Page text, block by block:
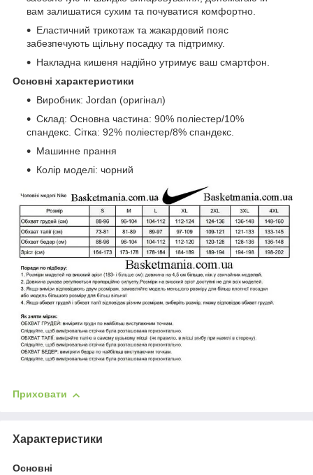
вам залишатися сухим та почуватися комфортно.
Еластичний трикотаж та жакардовий пояс
забезпечують щільну посадку та підтримку.
Накладна кишеня надійно утримує ваш смартфон.
Основні характеристики
Виробник: Jordan (оригінал)
Склад: Основна частина: 90% поліестер/10%
спандекс. Сітка: 92% поліестер/8% спандекс.
Машинне прання
Колір моделі: чорний
Приховати
Характеристики
Основні